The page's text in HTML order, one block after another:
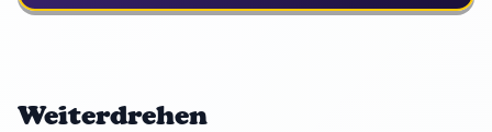
Weiterdrehen